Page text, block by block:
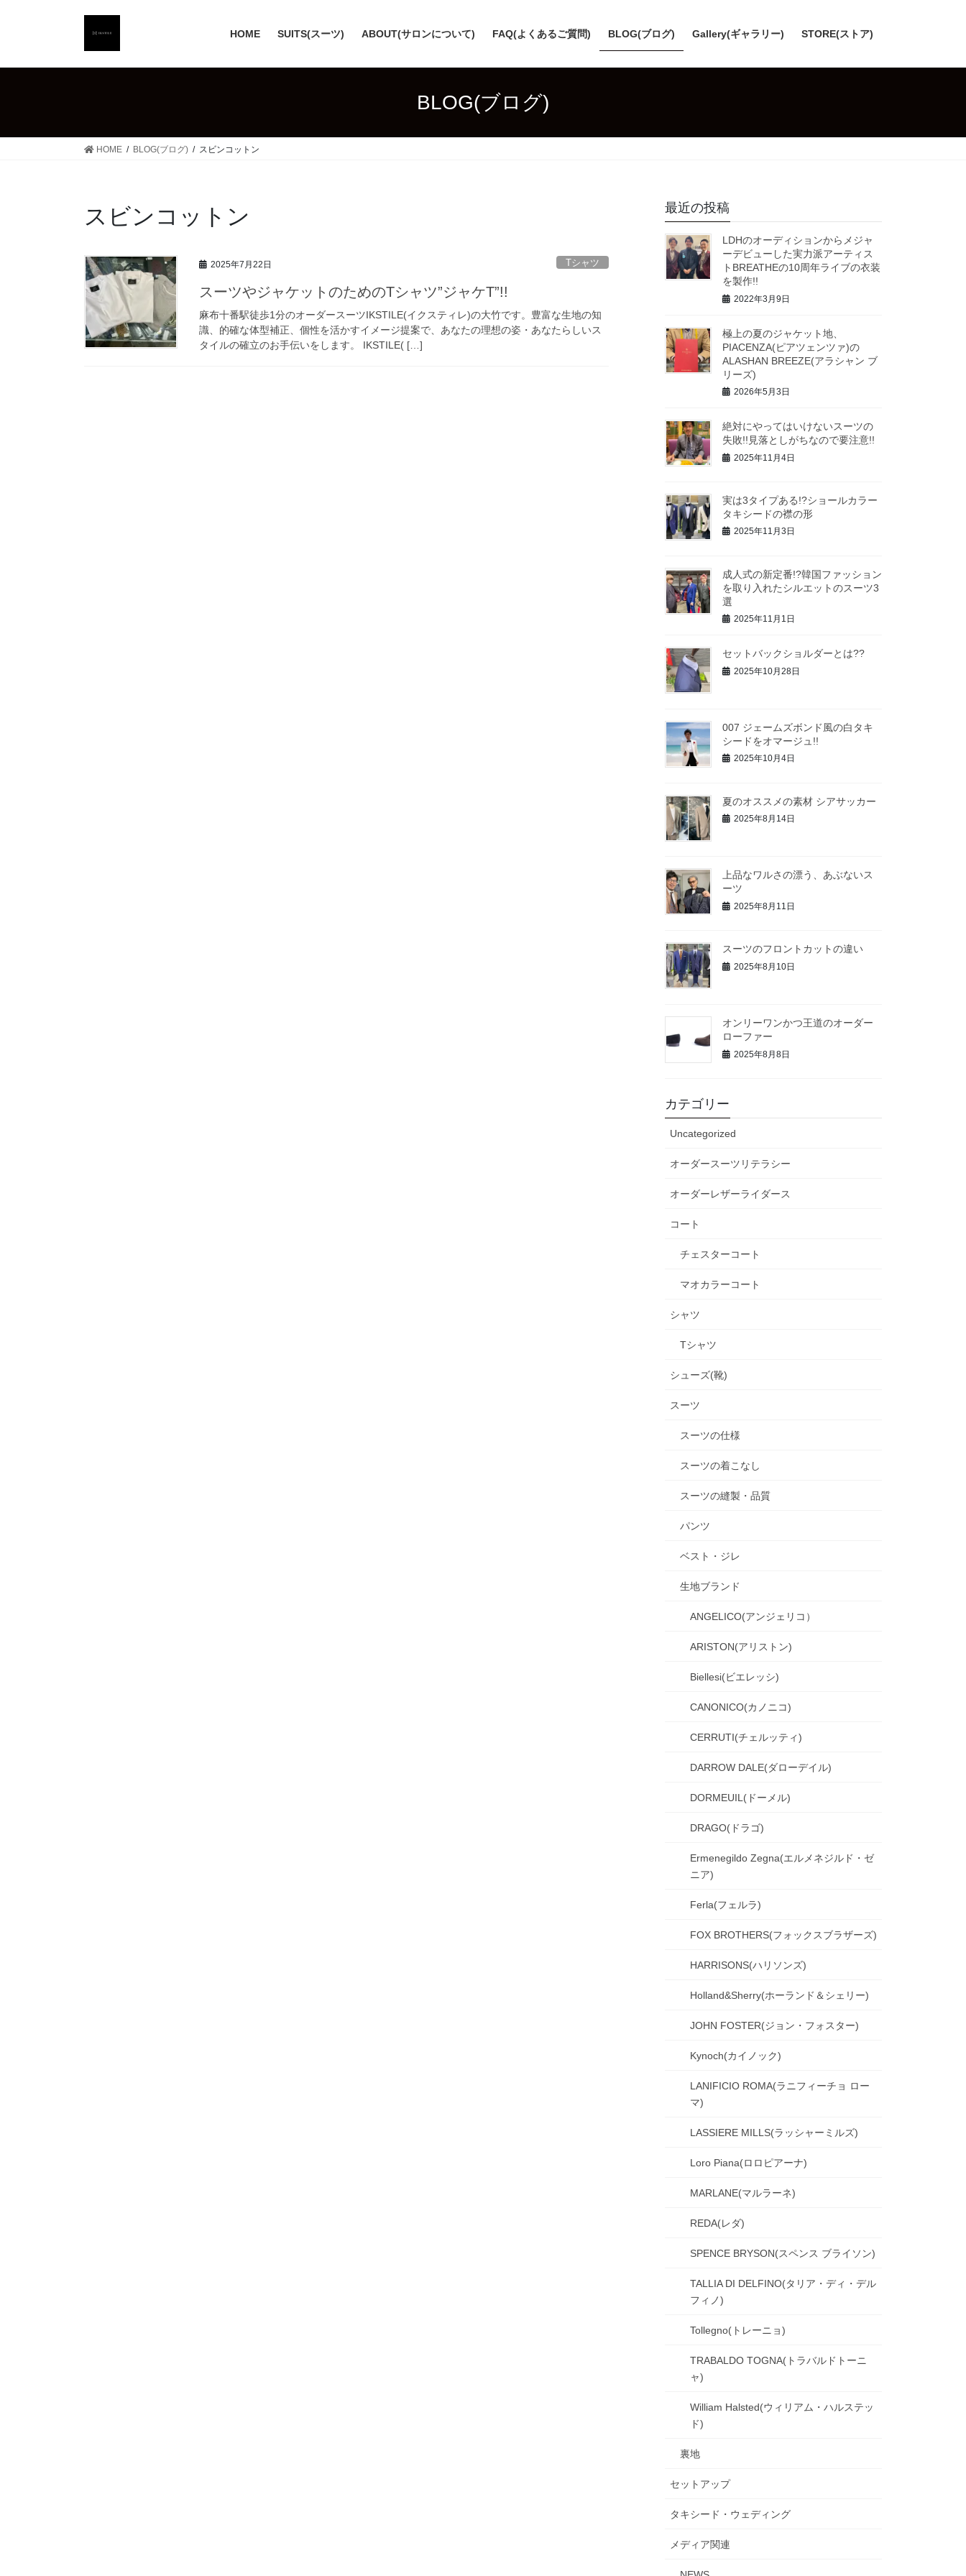
HOME SUITS(スーツ) ABOUT(サロンについて) FAQ(よくあるご質問) BLOG(ブログ) Gallery(ギャラリー) STORE(ストア)
BLOG(ブログ)
HOME BLOG(ブログ) スビンコットン
スビンコットン
2025年7月22日 Tシャツ
スーツやジャケットのためのTシャツ”ジャケT”!!
麻布十番駅徒歩1分のオーダースーツIKSTILE(イクスティレ)の大竹です。豊富な生地の知
識、的確な体型補正、個性を活かすイメージ提案で、あなたの理想の姿・あなたらしいス
タイルの確立のお手伝いをします。 IKSTILE( […]
最近の投稿
LDHのオーディションからメジャ
ーデビューした実力派アーティス
トBREATHEの10周年ライブの衣装
を製作!!
2022年3月9日
極上の夏のジャケット地、
PIACENZA(ピアツェンツァ)の
ALASHAN BREEZE(アラシャン ブ
リーズ)
2026年5月3日
絶対にやってはいけないスーツの
失敗!!見落としがちなので要注意!!
2025年11月4日
実は3タイプある!?ショールカラー
タキシードの襟の形
2025年11月3日
成人式の新定番!?韓国ファッション
を取り入れたシルエットのスーツ3
選
2025年11月1日
セットバックショルダーとは??
2025年10月28日
007 ジェームズボンド風の白タキ
シードをオマージュ!!
2025年10月4日
夏のオススメの素材 シアサッカー
2025年8月14日
上品なワルさの漂う、あぶないス
ーツ
2025年8月11日
スーツのフロントカットの違い
2025年8月10日
オンリーワンかつ王道のオーダー
ローファー
2025年8月8日
カテゴリー
Uncategorized
オーダースーツリテラシー
オーダーレザーライダース
コート
チェスターコート
マオカラーコート
シャツ
Tシャツ
シューズ(靴)
スーツ
スーツの仕様
スーツの着こなし
スーツの縫製・品質
パンツ
ベスト・ジレ
生地ブランド
ANGELICO(アンジェリコ）
ARISTON(アリストン)
Biellesi(ビエレッシ)
CANONICO(カノニコ)
CERRUTI(チェルッティ)
DARROW DALE(ダローデイル)
DORMEUIL(ドーメル)
DRAGO(ドラゴ)
Ermenegildo Zegna(エルメネジルド・ゼ
ニア)
Ferla(フェルラ)
FOX BROTHERS(フォックスブラザーズ)
HARRISONS(ハリソンズ)
Holland&Sherry(ホーランド＆シェリー)
JOHN FOSTER(ジョン・フォスター)
Kynoch(カイノック)
LANIFICIO ROMA(ラニフィーチョ ロー
マ)
LASSIERE MILLS(ラッシャーミルズ)
Loro Piana(ロロピアーナ)
MARLANE(マルラーネ)
REDA(レダ)
SPENCE BRYSON(スペンス ブライソン)
TALLIA DI DELFINO(タリア・ディ・デル
フィノ)
Tollegno(トレーニョ)
TRABALDO TOGNA(トラバルドトーニ
ャ)
William Halsted(ウィリアム・ハルステッ
ド)
裏地
セットアップ
タキシード・ウェディング
メディア関連